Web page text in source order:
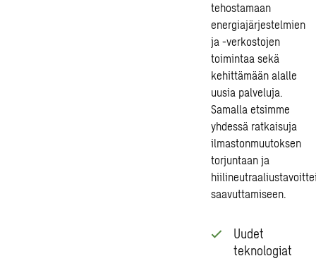
tehostamaan
energiajärjestelmien
ja -verkostojen
toimintaa sekä
kehittämään alalle
uusia palveluja.
Samalla etsimme
yhdessä ratkaisuja
ilmastonmuutoksen
torjuntaan ja
saavuttamiseen.
Uudet
teknologiat